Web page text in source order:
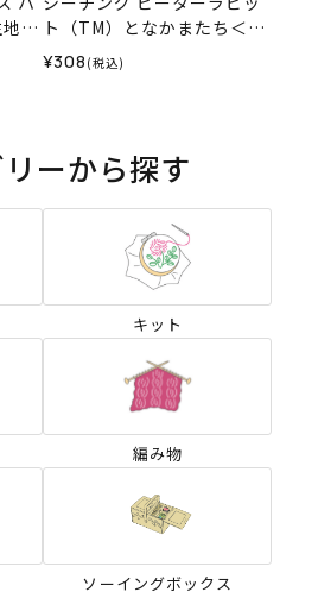
ト（TM）となかまたち＜01
BE＞生地 ホビーラホビーレ
デザインコレクション
¥308 (税込)
ーから探す
キット
編み物
ソーイングボックス